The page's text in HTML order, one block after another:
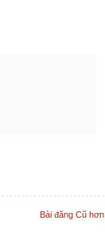
Bài đăng Cũ hơn